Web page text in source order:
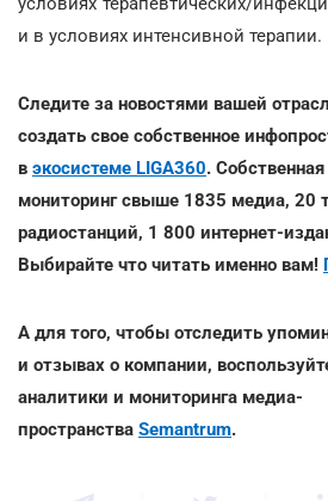
и в условиях интенсивной терапии.
Следите за новостями вашей
создать свое собственное
в экосистеме LIGA360.
мониторинг свыше 1835 медиа, 20
радиостанций, 1 800 интернет-
Выбирайте что читать именно вам!
А для того, чтобы отследить
и отзывах о компании,
аналитики и мониторинга медиа-
пространства Semantrum.